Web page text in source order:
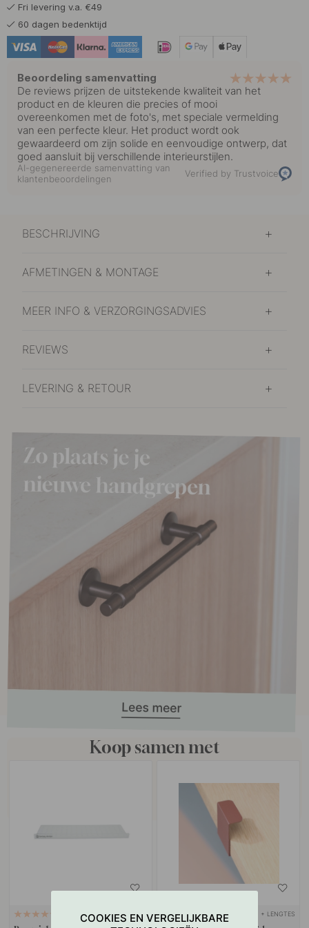
Greige
Fri levering v.a. €49
60 dagen bedenktijd
Beoordeling samenvatting
De reviews prijzen de uitstekende kwaliteit van het
product en de kleuren die precies of mooi
overeenkomen met de foto's, met speciale vermelding
van een perfecte kleur. Het product wordt ook
gewaardeerd om zijn solide en eenvoudige ontwerp, dat
goed aansluit bij verschillende interieurstijlen.
AI-gegenereerde samenvatting van
klantenbeoordelingen
Verified by Trustvoice
BESCHRIJVING
AFMETINGEN & MONTAGE
MEER INFO & VERZORGINGSADVIES
REVIEWS
LEVERING & RETOUR
Koop samen met
6 + LENGTES
COOKIES EN VERGELIJKBARE